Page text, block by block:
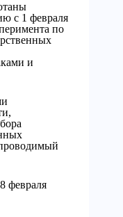
с 1 февраля
по
и
февраля